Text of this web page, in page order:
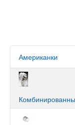
Американки